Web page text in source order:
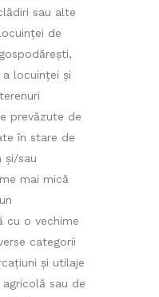
sau alte
de
locuinţei şi
prevăzute de
în stare de
şi/sau
mai mică
cu o vechime
categorii
şi utilaje
sau de